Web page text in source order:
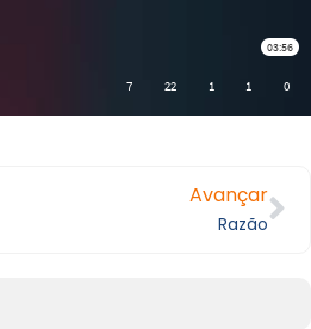
Avançar
Razão